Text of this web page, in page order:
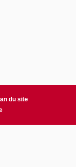
du site